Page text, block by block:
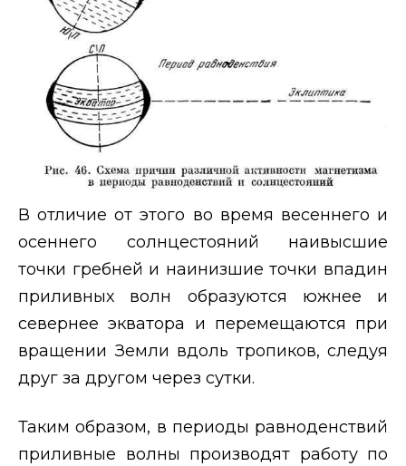
В отличие от этого во время весеннего и
осеннего солнцестояний наивысшие
точки гребней и наинизшие точки впадин
приливных волн образуются южнее и
севернее экватора и перемещаются при
вращении Земли вдоль тропиков, следуя
друг за другом через сутки.
Таким образом, в периоды равноденствий
приливные волны производят работу по